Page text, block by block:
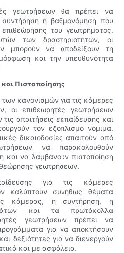
γεωτρήσεων θα πρέπει να
ή βαθμονόμηση που
του γεωτρήματος.
των δραστηριοτήτων, οι
μπορούν να αποδείξουν τη
και την υπευθυνότητα
Πιστοποίησης
κανονισμών για τις κάμερες
οι επιθεωρητές γεωτρήσεων
απαιτήσεις εκπαίδευσης και
τον εξοπλισμό νόμιμα.
δικαιοδοσίες απαιτούν από
να παρακολουθούν
και να λαμβάνουν πιστοποίηση
γεωτρήσεων.
για τις κάμερες
καλύπτουν συνήθως θέματα
κάμερας, η συντήρηση, η
και τα πρωτόκολλα
γεωτρήσεων πρέπει να
για να αποκτήσουν
δεξιότητες για να διενεργούν
και με ασφάλεια.